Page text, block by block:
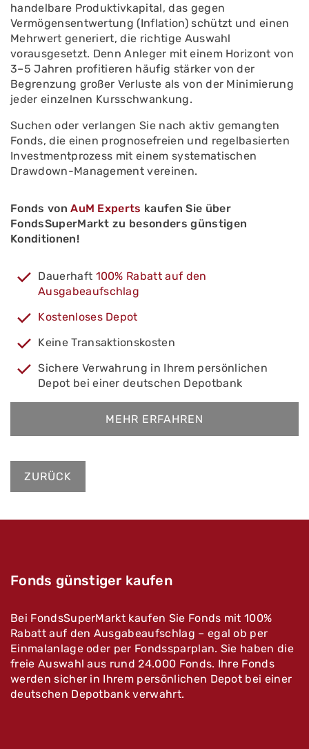
handelbare Produktivkapital, das gegen
Vermögensentwertung (Inflation) schützt und einen
Mehrwert generiert, die richtige Auswahl
vorausgesetzt. Denn Anleger mit einem Horizont von
3–5 Jahren profitieren häufig stärker von der
Begrenzung großer Verluste als von der Minimierung
jeder einzelnen Kursschwankung.
Suchen oder verlangen Sie nach aktiv gemangten
Fonds, die einen prognosefreien und regelbasierten
Investmentprozess mit einem systematischen
Drawdown-Management vereinen.
Fonds vonAuM Experts kaufen Sie über
FondsSuperMarkt zu besonders günstigen
Konditionen!
Dauerhaft 100% Rabatt auf den
Ausgabeaufschlag
Kostenloses Depot
Keine Transaktionskosten
Sichere Verwahrung in Ihrem persönlichen
Depot bei einer deutschen Depotbank
MEHR ERFAHREN
ZURÜCK
Fonds günstiger kaufen
Bei FondsSuperMarkt kaufen Sie Fonds mit 100%
Rabatt auf den Ausgabeaufschlag – egal ob per
Einmalanlage oder per Fondssparplan. Sie haben die
freie Auswahl aus rund 24.000 Fonds. Ihre Fonds
werden sicher in Ihrem persönlichen Depot bei einer
deutschen Depotbank verwahrt.